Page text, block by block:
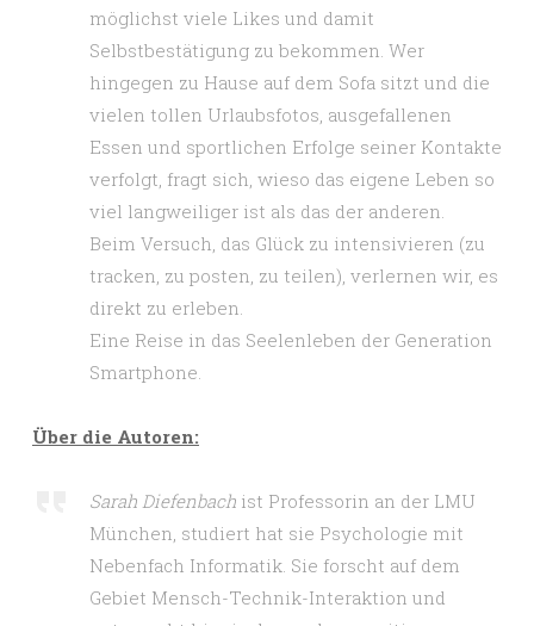
möglichst viele Likes und damit
Selbstbestätigung zu bekommen. Wer
hingegen zu Hause auf dem Sofa sitzt und die
vielen tollen Urlaubsfotos, ausgefallenen
Essen und sportlichen Erfolge seiner Kontakte
verfolgt, fragt sich, wieso das eigene Leben so
viel langweiliger ist als das der anderen.
Beim Versuch, das Glück zu intensivieren (zu
tracken, zu posten, zu teilen), verlernen wir, es
direkt zu erleben.
Eine Reise in das Seelenleben der Generation
Smartphone.
Über die Autoren:
Sarah Diefenbach ist Professorin an der LMU
München, studiert hat sie Psychologie mit
Nebenfach Informatik. Sie forscht auf dem
Gebiet Mensch-Technik-Interaktion und